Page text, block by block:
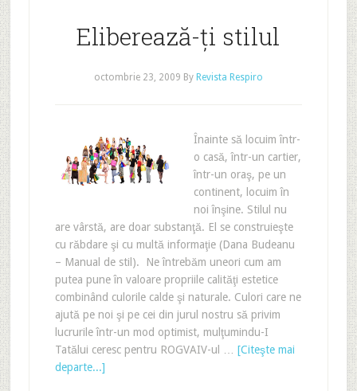
Eliberează-ţi stilul
octombrie 23, 2009 By Revista Respiro
Înainte să locuim într-
o casă, într-un cartier,
într-un oraş, pe un
continent, locuim în
noi înşine. Stilul nu
are vârstă, are doar substanţă. El se construieşte
cu răbdare şi cu multă informaţie (Dana Budeanu
– Manual de stil). Ne întrebăm uneori cum am
putea pune în valoare propriile calităţi estetice
combinând culorile calde şi naturale. Culori care ne
ajută pe noi şi pe cei din jurul nostru să privim
lucrurile într-un mod optimist, mulţumindu-I
Tatălui ceresc pentru ROGVAIV-ul … [Citeşte mai
departe...]